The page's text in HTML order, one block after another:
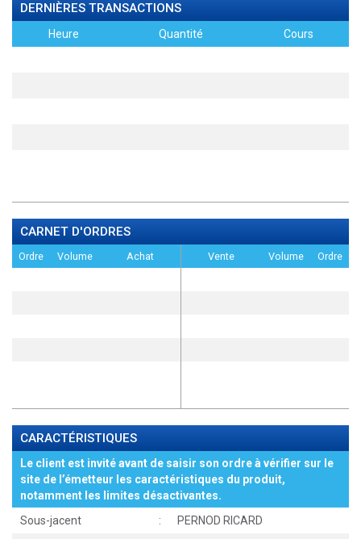
DERNIÈRES TRANSACTIONS
Heure Quantité Cours
CARNET D'ORDRES
Ordre Volume Achat Vente Volume Ordre
CARACTÉRISTIQUES
Le client est invité avant de saisir son ordre à vérifier sur le
site de l’émetteur les caractéristiques du produit,
notamment les limites désactivantes.
Sous-jacent
:
PERNOD RICARD